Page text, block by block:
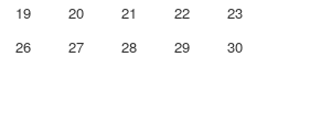
19 20 21 22
23
26 27 28 29
30